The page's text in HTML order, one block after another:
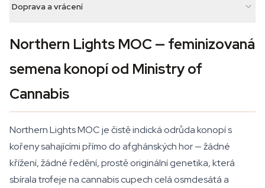
Doprava a vrácení
Northern Lights MOC — feminizovaná
semena konopí od Ministry of
Cannabis
Northern Lights MOC je čistě indická odrůda konopí s
kořeny sahajícími přímo do afghánských hor — žádné
křížení, žádné ředění, prostě originální genetika, která
sbírala trofeje na cannabis cupech celá osmdesátá a